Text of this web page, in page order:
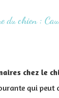
du chien :
chez le
qui peut